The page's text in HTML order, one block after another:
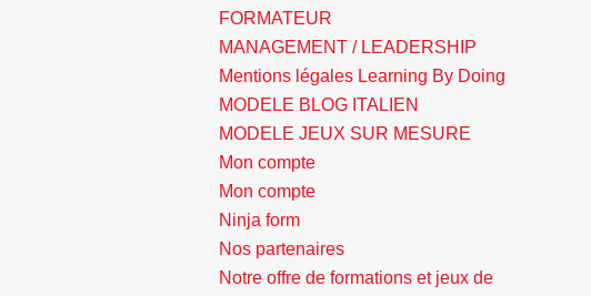
FORMATEUR
MANAGEMENT / LEADERSHIP
Mentions légales Learning By Doing
MODELE BLOG ITALIEN
MODELE JEUX SUR MESURE
Mon compte
Mon compte
Ninja form
Nos partenaires
Notre offre de formations et jeux de